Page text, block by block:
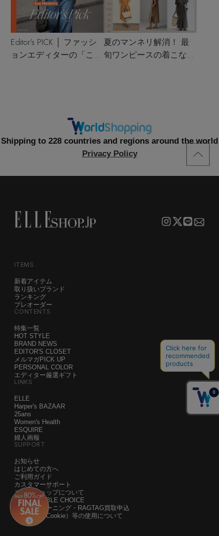
Editor’s PICK │ ファッシ
ョンエディターの「これ
夏のマンネリ解消！ 最
旬ワンピースの着こなし
Shipping to 228 countries and regions around the world
Privacy Policy
ITEMS
新着アイテム
取り扱いブランド
ランキング
プレオーダー
CONTENTS
特集一覧
HOT STYLE
BRAND NEWS
EDITOR'S CLOSET
メルマガPICK UP
PERSONAL COLOR
エディター厳選ギフト
LINKS
ELLE
Harper's BAZAAR
25ans
Women's Health
ESQUIRE
婦人画報
SUPPORT
お知らせ
はじめての方へ
ご利用ガイド
カスタマーサポート
エル・ショップについて
SUSTAINABLE CHOICE
白洋舍クリーニング・RAGTAG買取申込
クッキー（Cookie）等の使用について